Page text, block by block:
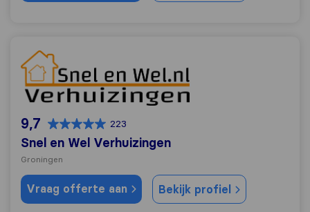
Snel en Wel Verhuizingen
9,7 223
Snel en Wel Verhuizingen
Groningen
Vraag offerte aan Bekijk profiel